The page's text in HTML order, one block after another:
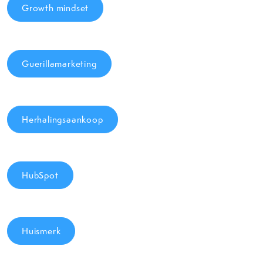
Growth mindset
Guerillamarketing
Herhalingsaankoop
HubSpot
Huismerk